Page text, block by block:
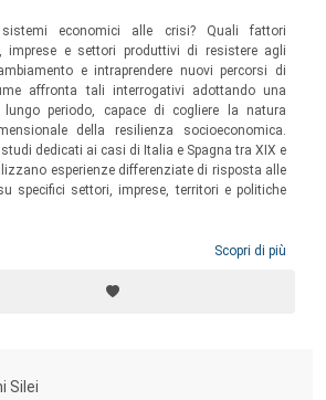
economici alle crisi? Quali fattori
imprese e settori produttivi di resistere agli
e intraprendere nuovi percorsi di
affronta tali interrogativi adottando una
periodo, capace di cogliere la natura
della resilienza socioeconomica.
dedicati ai casi di Italia e Spagna tra XIX e
esperienze differenziate di risposta alle
specifici settori, imprese, territori e politiche
Scopri di più
Silei